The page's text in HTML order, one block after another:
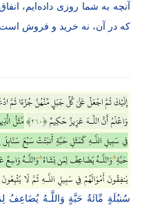
آنچه به شما روزی داده‌ایم،
که در آن، نه خرید و فروش است
سُنبُلَةٍ مِّائَةُ حَبَّةٍ وَاللَّـهُ یُضَاعِفُ